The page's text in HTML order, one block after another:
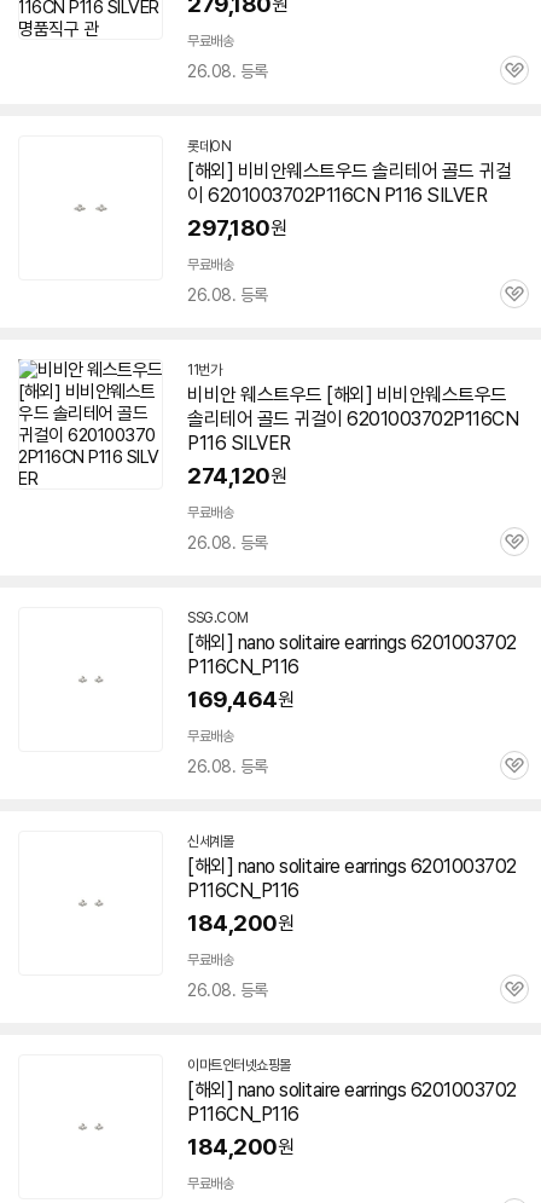
무료배송
26.08. 등록
관
롯데ON
[해외] 비비안웨스트우드 솔리테어 골드 귀걸
이 6201003702P116CN P116 SILVER
297,180원
무료배송
26.08. 등록
관
11번가
비비안 웨스트우드 [해외] 비비안웨스트우드
솔리테어 골드 귀걸이 6201003702P116CN
P116 SILVER
274,120원
무료배송
26.08. 등록
관
SSG.COM
[해외] nano solitaire earrings 6201003702
P116CN_P116
169,464원
무료배송
26.08. 등록
관
신세계몰
[해외] nano solitaire earrings 6201003702
P116CN_P116
184,200원
무료배송
26.08. 등록
관
이마트인터넷쇼핑몰
[해외] nano solitaire earrings 6201003702
P116CN_P116
184,200원
무료배송